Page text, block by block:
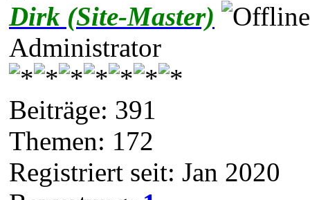
Dirk (Site-Master)
Administrator
Beiträge: 391
Themen: 172
Registriert seit: Jan 2020